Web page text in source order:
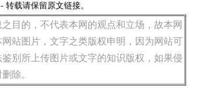
- 转载请保留原文链接。
目的，不代表本网的观点和立场，故本网
站图片，文字之类版权申明，因为网站可
别所上传图片或文字的知识版权，如果侵
除。